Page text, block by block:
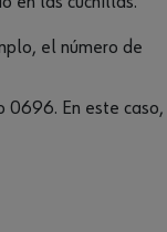
el número de
0696. En este